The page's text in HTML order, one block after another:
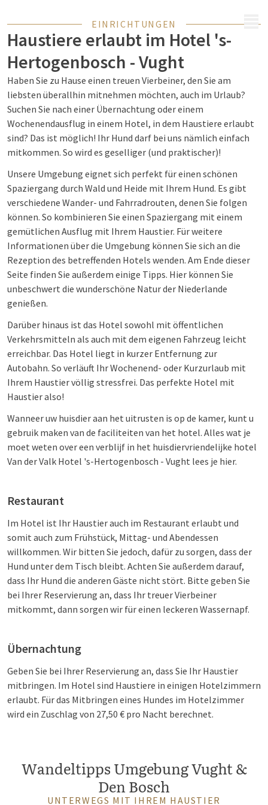
EINRICHTUNGEN
Haustiere erlaubt im Hotel 's-
Hertogenbosch - Vught
Haben Sie zu Hause einen treuen Vierbeiner, den Sie am
liebsten überallhin mitnehmen möchten, auch im Urlaub?
Suchen Sie nach einer Übernachtung oder einem
Wochenendausflug in einem Hotel, in dem Haustiere erlaubt
sind? Das ist möglich! Ihr Hund darf bei uns nämlich einfach
mitkommen. So wird es geselliger (und praktischer)!
Unsere Umgebung eignet sich perfekt für einen schönen
Spaziergang durch Wald und Heide mit Ihrem Hund. Es gibt
verschiedene Wander- und Fahrradrouten, denen Sie folgen
können. So kombinieren Sie einen Spaziergang mit einem
gemütlichen Ausflug mit Ihrem Haustier. Für weitere
Informationen über die Umgebung können Sie sich an die
Rezeption des betreffenden Hotels wenden. Am Ende dieser
Seite finden Sie außerdem einige Tipps. Hier können Sie
unbeschwert die wunderschöne Natur der Niederlande
genießen.
Darüber hinaus ist das Hotel sowohl mit öffentlichen
Verkehrsmitteln als auch mit dem eigenen Fahrzeug leicht
erreichbar. Das Hotel liegt in kurzer Entfernung zur
Autobahn. So verläuft Ihr Wochenend- oder Kurzurlaub mit
Ihrem Haustier völlig stressfrei. Das perfekte Hotel mit
Haustier also!
Wanneer uw huisdier aan het uitrusten is op de kamer, kunt u
gebruik maken van de faciliteiten van het hotel. Alles wat je
moet weten over een verblijf in het huisdiervriendelijke hotel
Van der Valk Hotel 's-Hertogenbosch - Vught lees je hier.
Restaurant
Im Hotel ist Ihr Haustier auch im Restaurant erlaubt und
somit auch zum Frühstück, Mittag- und Abendessen
willkommen. Wir bitten Sie jedoch, dafür zu sorgen, dass der
Hund unter dem Tisch bleibt. Achten Sie außerdem darauf,
dass Ihr Hund die anderen Gäste nicht stört. Bitte geben Sie
bei Ihrer Reservierung an, dass Ihr treuer Vierbeiner
mitkommt, dann sorgen wir für einen leckeren Wassernapf.
Übernachtung
Geben Sie bei Ihrer Reservierung an, dass Sie Ihr Haustier
mitbringen. Im Hotel sind Haustiere in einigen Hotelzimmern
erlaubt. Für das Mitbringen eines Hundes im Hotelzimmer
wird ein Zuschlag von 27,50 € pro Nacht berechnet.
Wandeltipps Umgebung Vught &
Den Bosch
UNTERWEGS MIT IHREM HAUSTIER